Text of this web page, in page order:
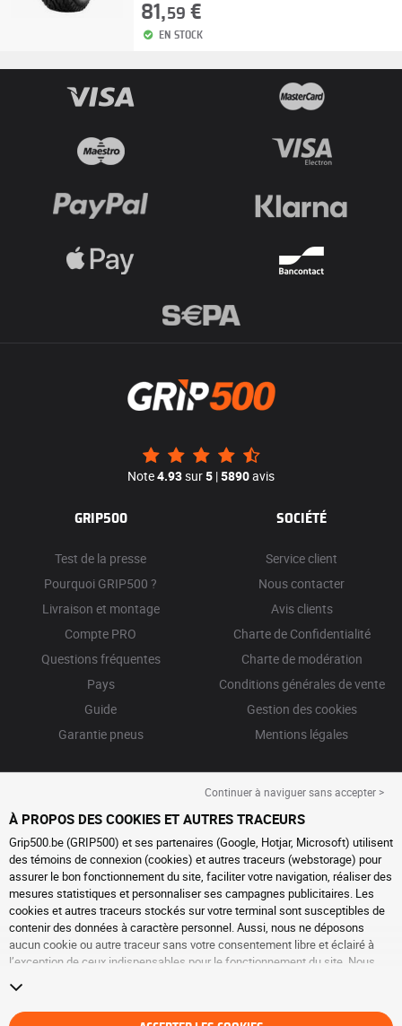
81,59 €
EN STOCK
Note4.93sur5 |5890avis
GRIP500
Test de la presse
Pourquoi GRIP500 ?
Livraison et montage
Compte PRO
Questions fréquentes
Pays
Guide
Garantie pneus
SOCIÉTÉ
Service client
Nous contacter
Avis clients
Charte de Confidentialité
Charte de modération
Conditions générales de vente
Gestion des cookies
Mentions légales
Continuer à naviguer sans accepter >
À PROPOS DES COOKIES ET AUTRES TRACEURS
Grip500.be (GRIP500) et ses partenaires (Google, Hotjar, Microsoft) utilisent
des témoins de connexion (cookies) et autres traceurs (webstorage) pour
assurer le bon fonctionnement du site, faciliter votre navigation, réaliser des
mesures statistiques et personnaliser ses campagnes publicitaires. Les
cookies et autres traceurs stockés sur votre terminal sont susceptibles de
contenir des données à caractère personnel. Aussi, nous ne déposons
aucun cookie ou autre traceur sans votre consentement libre et éclairé à
l’exception de ceux indispensables pour le fonctionnement du site. Nous
consentement à tout moment en vous rendant sur la
traceurs. Vous pouvez choisir de continuer à naviguer sans accepter le